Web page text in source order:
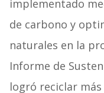
implementado
de carbono y
naturales en la
Informe de
logró reciclar